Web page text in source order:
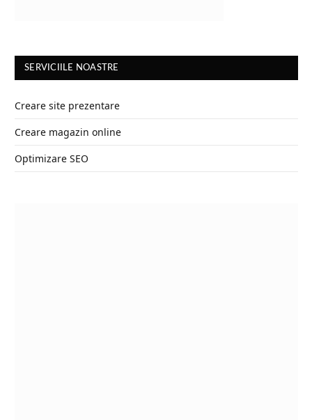
SERVICIILE NOASTRE
Creare site prezentare
Creare magazin online
Optimizare SEO